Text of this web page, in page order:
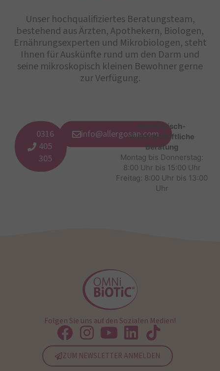
Unser hochqualifiziertes Beratungsteam,
bestehend aus Ärzten, Apothekern, Biologen,
Ernährungsexperten und Mikrobiologen, steht
Ihnen für Auskünfte rund um den Darm und
seine mikroskopisch kleinen Bewohner gerne
zur Verfügung.
0316
405
305
info@allergosan.com
Medizinisch-
wissenschaftliche
Beratung
Montag bis Donnerstag:
8:00 Uhr bis 15:00 Uhr
Freitag: 8:00 Uhr bis 13:00
Uhr
Folgen Sie uns auf den Sozialen Medien!
ZUM NEWSLETTER ANMELDEN